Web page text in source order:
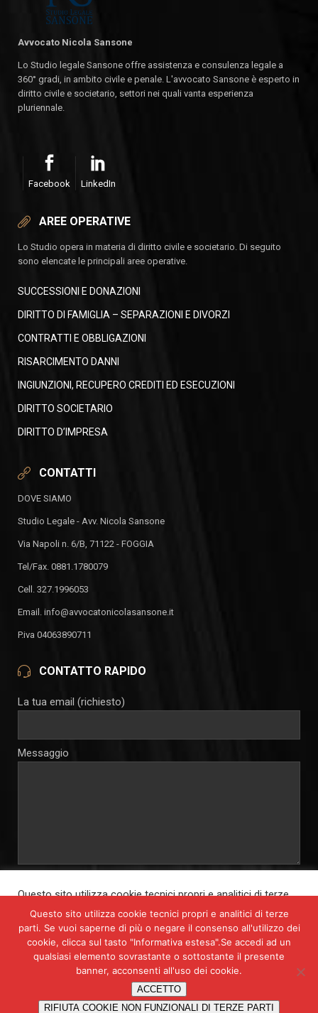
Avvocato Nicola Sansone
Lo Studio legale Sansone offre assistenza e consulenza legale a
360° gradi, in ambito civile e penale. L'avvocato Sansone è esperto in
diritto civile e societario, settori nei quali vanta esperienza
pluriennale.
Facebook LinkedIn
AREE OPERATIVE
Lo Studio opera in materia di diritto civile e societario. Di seguito
sono elencate le principali aree operative.
SUCCESSIONI E DONAZIONI
DIRITTO DI FAMIGLIA – SEPARAZIONI E DIVORZI
CONTRATTI E OBBLIGAZIONI
RISARCIMENTO DANNI
INGIUNZIONI, RECUPERO CREDITI ED ESECUZIONI
DIRITTO SOCIETARIO
DIRITTO D’IMPRESA
CONTATTI
DOVE SIAMO
Studio Legale - Avv. Nicola Sansone
Via Napoli n. 6/B, 71122 - FOGGIA
Tel/Fax. 0881.1780079
Cell. 327.1996053
Email. info@avvocatonicolasansone.it
P.iva 04063890711
CONTATTO RAPIDO
La tua email (richiesto)
Messaggio
le finalità connesse alla soprastante richiesta di informazioni, ai
sensi del D.lgs. 196 del 30 giugno 2003 e del Reg. UE n. 679/2016
Questo sito utilizza cookie tecnici propri e analitici di terze
parti. Se vuoi saperne di più o negare il consenso all'utilizzo
dei cookie, clicca sul tasto "Informativa estesa".
Cliccando su "Accetta tutto", acconsenti all'uso di TUTTI i
cookie. Tuttavia, puoi cliccare su "Impostazioni cookies" per
fornire un consenso selettivo.
Accetta tutto
Questo sito utilizza cookie tecnici propri e analitici di terze
parti. Se vuoi saperne di più o negare il consenso all'utilizzo dei
cookie, clicca sul tasto "Informativa estesa".Se accedi ad un
qualsiasi elemento sovrastante o sottostante il presente
banner, acconsenti all'uso dei cookie.
ACCETTO
RIFIUTA COOKIE NON FUNZIONALI DI TERZE PARTI